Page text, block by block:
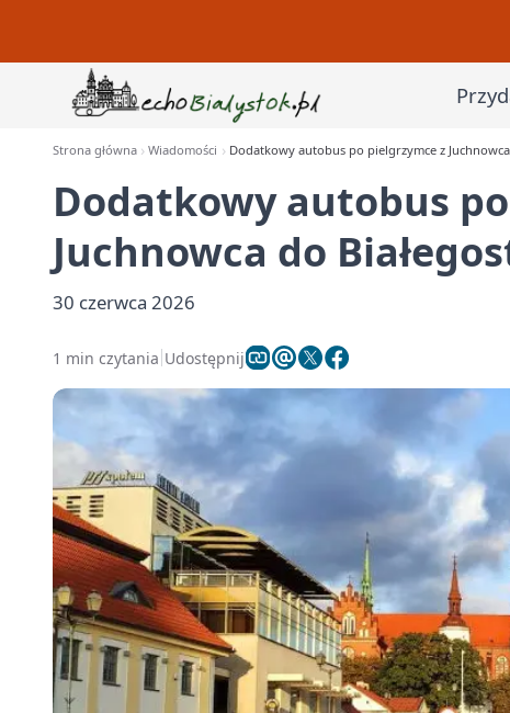
Strona główna Wiadomości Dodatkowy autobus po pielgrzymce z
Dodatkowy autobus
Juchnowca do
30 czerwca 2026
1 min czytania Udostępnij